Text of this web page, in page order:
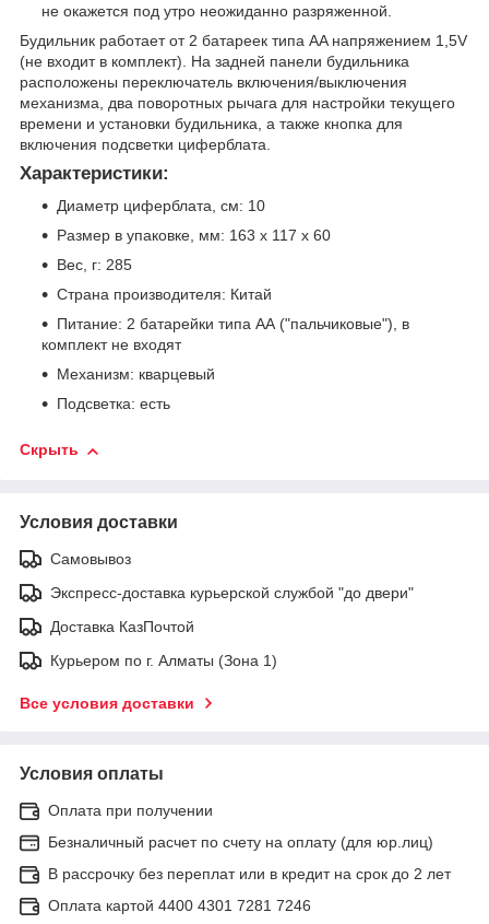
не окажется под утро неожиданно разряженной.
Будильник работает от 2 батареек типа AA напряжением 1,5V
(не входит в комплект). На задней панели будильника
расположены переключатель включения/выключения
механизма, два поворотных рычага для настройки текущего
времени и установки будильника, а также кнопка для
включения подсветки циферблата.
Характеристики:
Диаметр циферблата, см: 10
Размер в упаковке, мм: 163 х 117 х 60
Вес, г: 285
Страна производителя: Китай
Питание: 2 батарейки типа АА ("пальчиковые"), в
комплект не входят
Механизм: кварцевый
Подсветка: есть
Скрыть
Условия доставки
Самовывоз
Экспресс-доставка курьерской службой "до двери"
Доставка КазПочтой
Курьером по г. Алматы (Зона 1)
Все условия доставки
Условия оплаты
Оплата при получении
Безналичный расчет по счету на оплату (для юр.лиц)
В рассрочку без переплат или в кредит на срок до 2 лет
Оплата картой 4400 4301 7281 7246